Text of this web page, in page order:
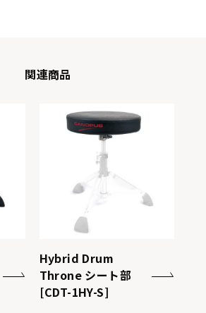
関連商品
Hybrid Drum
Throne シート部
[CDT-1HY-S]